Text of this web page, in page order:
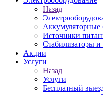
Назад
Аккумуляторные
Источники
Стабилизаторы и
Акции
Услуги
Назад
Услуги
Бесплатный